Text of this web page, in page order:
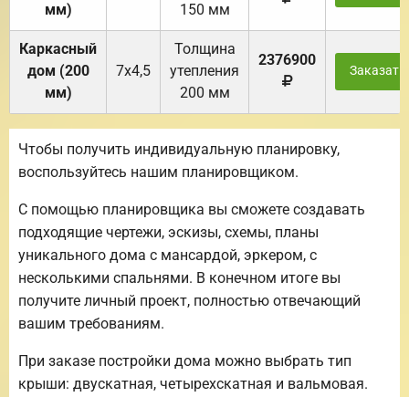
мм)
150 мм
Каркасный
дом (200
мм)
7х4,5
Толщина
утепления
200 мм
2376900
Заказать
Чтобы получить индивидуальную планировку,
воспользуйтесь нашим планировщиком.
С помощью планировщика вы сможете создавать
подходящие чертежи, эскизы, схемы, планы
уникального дома с мансардой, эркером, с
несколькими спальнями. В конечном итоге вы
получите личный проект, полностью отвечающий
вашим требованиям.
При заказе постройки дома можно выбрать тип
крыши: двускатная, четырехскатная и вальмовая.